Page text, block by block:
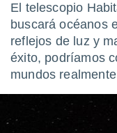
a este
las
y
forma
basada
El telescopio
buscará océanos
reflejos de luz y
éxito, podríamos
mundos